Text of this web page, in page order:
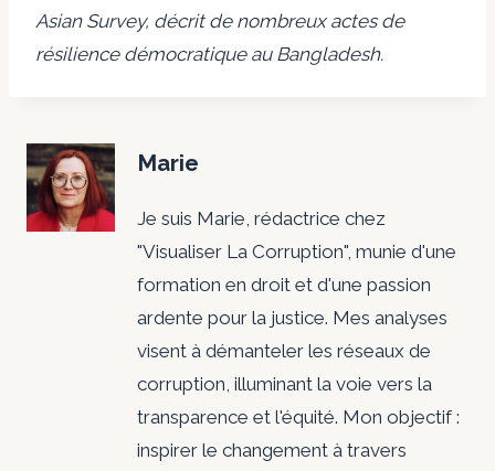
Asian Survey, décrit de nombreux actes de
résilience démocratique au Bangladesh.
Marie
Je suis Marie, rédactrice chez
"Visualiser La Corruption", munie d'une
formation en droit et d'une passion
ardente pour la justice. Mes analyses
visent à démanteler les réseaux de
corruption, illuminant la voie vers la
transparence et l'équité. Mon objectif :
inspirer le changement à travers